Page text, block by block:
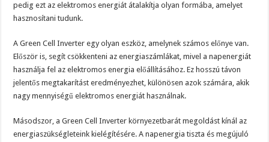
pedig ezt az elektromos energiát átalakítja olyan formába, amelyet
hasznosítani tudunk.
A Green Cell Inverter egy olyan eszköz, amelynek számos előnye van.
Először is, segít csökkenteni az energiaszámlákat, mivel a napenergiát
használja fel az elektromos energia előállításához. Ez hosszú távon
jelentős megtakarítást eredményezhet, különösen azok számára, akik
nagy mennyiségű elektromos energiát használnak.
Másodszor, a Green Cell Inverter környezetbarát megoldást kínál az
energiaszükségleteink kielégítésére. A napenergia tiszta és megújuló